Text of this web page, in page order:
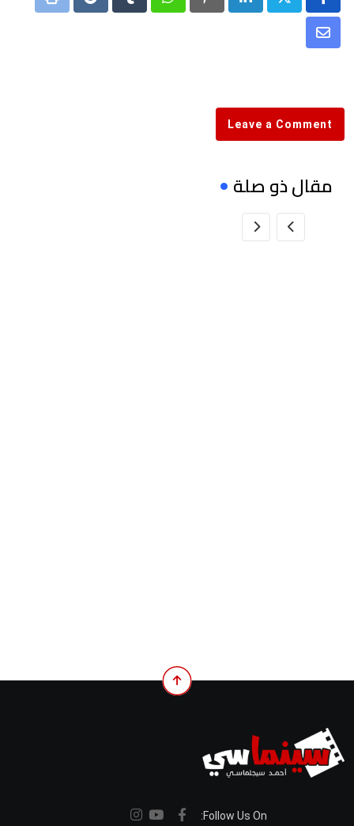
LinkedIn
Pinterest
Whatsapp
Tumblr
Reddit
Print
Share
Leave a Comment
مقال ذو صلة
Follow Us On: